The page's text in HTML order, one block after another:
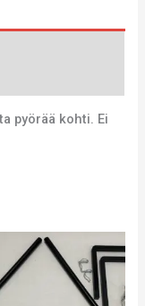
pyörää kohti. Ei